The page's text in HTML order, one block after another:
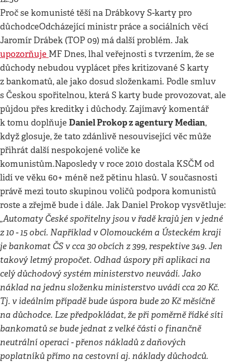
Proč se komunisté těší na Drábkovy S-karty pro
důchodceOdcházející ministr práce a sociálních věcí
Jaromír Drábek (TOP 09) má další problém. Jak
upozorňuje MF Dnes, lhal veřejnosti s tvrzením, že se
důchody nebudou vyplácet přes kritizované S karty
z bankomatů, ale jako dosud složenkami. Podle smluv
s Českou spořitelnou, která S karty bude provozovat, ale
půjdou přes kreditky i důchody. Zajímavý komentář
k tomu doplňuje Daniel Prokop z agentury Median,
když glosuje, že tato zdánlivě nesouvisející věc může
přihrát další nespokojené voliče ke
komunistům.Naposledy v roce 2010 dostala KSČM od
lidí ve věku 60+ méně než pětinu hlasů. V současnosti
právě mezi touto skupinou voličů podpora komunistů
roste a zřejmě bude i dále. Jak Daniel Prokop vysvětluje:
„Automaty České spořitelny jsou v řadě krajů jen v jedné
z 10 - 15 obcí. Například v Olomouckém a Ústeckém kraji
je bankomat ČS v cca 30 obcích z 399, respektive 349. Jen
takový letmý propočet. Odhad úspory při aplikaci na
celý důchodový systém ministerstvo neuvádí. Jako
náklad na jednu složenku ministerstvo uvádí cca 20 Kč.
Tj. v ideálním případě bude úspora bude 20 Kč měsíčně
na důchodce. Lze předpokládat, že při poměrně řídké síti
bankomatů se bude jednat z velké části o finančně
neutrální operaci - přenos nákladů z daňových
poplatníků přímo na cestovní aj. náklady důchodců.